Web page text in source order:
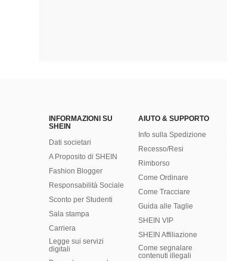
INFORMAZIONI SU
SHEIN
Dati societari
A Proposito di SHEIN
Fashion Blogger
Responsabilità Sociale
Sconto per Studenti
Sala stampa
Carriera
Legge sui servizi
digitali
AIUTO & SUPPORTO
Info sulla Spedizione
Recesso/Resi
Rimborso
Come Ordinare
Come Tracciare
Guida alle Taglie
SHEIN VIP
SHEIN Affiliazione
Come segnalare
contenuti illegali